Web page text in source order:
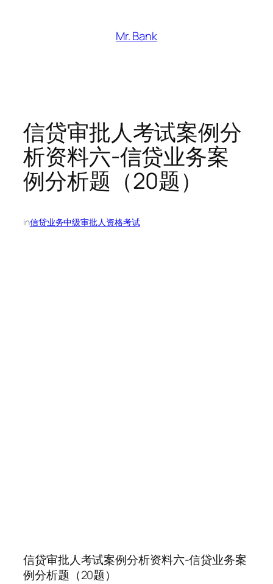
Mr. Bank
信贷审批人考试案例分
析资料六-信贷业务案
例分析题（20题）
in信贷业务中级审批人资格考试
信贷审批人考试案例分析资料六-信贷业务案
例分析题（20题）